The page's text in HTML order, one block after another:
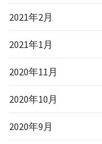
2021年2月
2021年1月
2020年11月
2020年10月
2020年9月